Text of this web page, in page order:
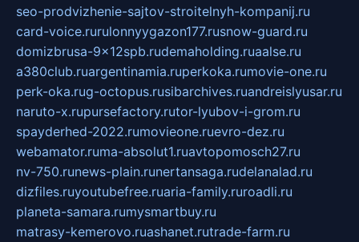
seo-prodvizhenie-sajtov-stroitelnyh-kompanij.ru
card-voice.rurulonnyygazon177.rusnow-guard.ru
domizbrusa-9x12spb.rudemaholding.ruaalse.ru
a380club.ruargentinamia.ruperkoka.rumovie-one.ru
perk-oka.rug-octopus.rusibarchives.ruandreislyusar.ru
naruto-x.rupursefactory.rutor-lyubov-i-grom.ru
spayderhed-2022.rumovieone.ruevro-dez.ru
webamator.ruma-absolut1.ruavtopomosch27.ru
nv-750.runews-plain.runertansaga.rudelanalad.ru
dizfiles.ruyoutubefree.ruaria-family.ruroadli.ru
planeta-samara.rumysmartbuy.ru
matrasy-kemerovo.ruashanet.rutrade-farm.ru